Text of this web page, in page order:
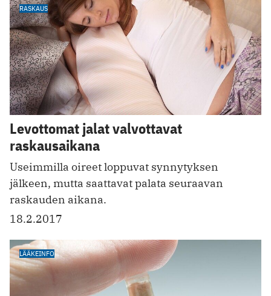
RASKAUS
Levottomat jalat valvottavat
raskausaikana
Useimmilla oireet loppuvat synnytyksen
jälkeen, mutta saattavat palata seuraavan
raskauden aikana.
18.2.2017
LÄÄKEINFO